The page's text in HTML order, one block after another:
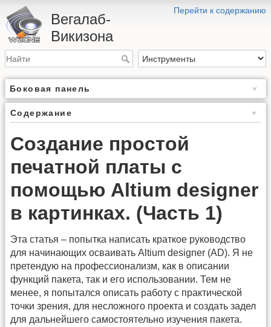
Перейти к содержанию
Вегалаб-
Викизона
Боковая панель
Содержание
Создание простой
печатной платы с
помощью Altium designer
в картинках. (Часть 1)
Эта статья – попытка написать краткое руководство
для начинающих осваивать Altium designer (AD). Я не
претендую на профессионализм, как в описании
функций пакета, так и его использовании. Тем не
менее, я попытался описать работу с практической
точки зрения, для несложного проекта и создать задел
для дальнейшего самостоятельно изучения пакета.